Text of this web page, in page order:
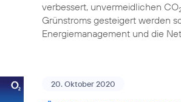
verbessert, unvermeidlichen CO
Grünstroms gesteigert werden
Energiemanagement und die
20. Oktober 2020